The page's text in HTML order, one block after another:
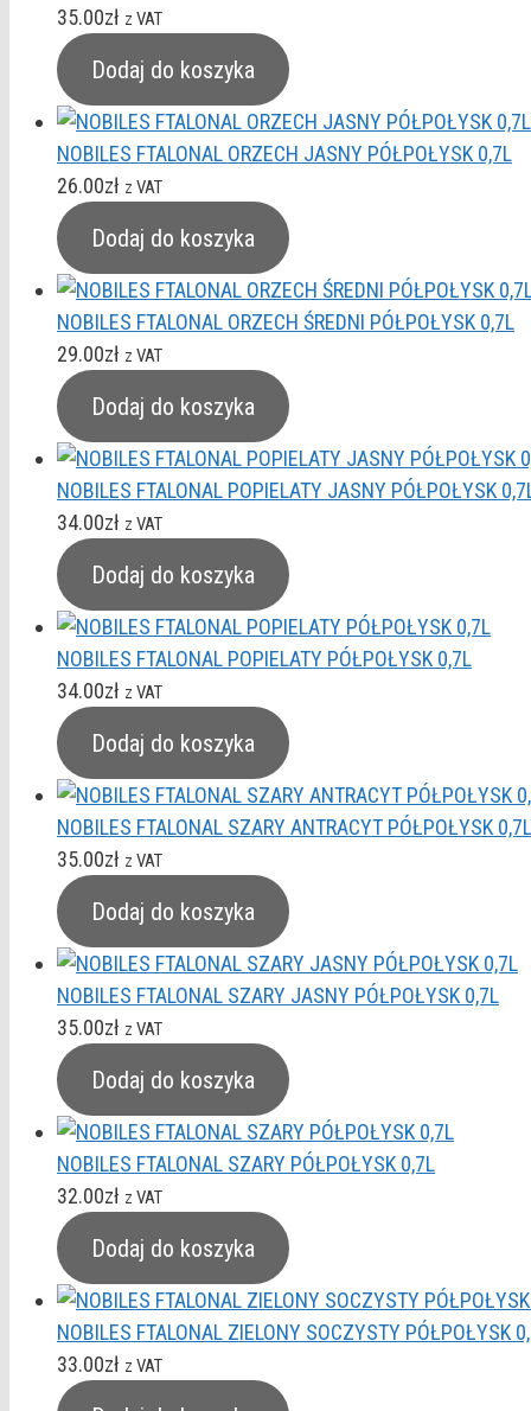
35.00zł z VAT
Dodaj do koszyka
NOBILES FTALONAL ORZECH JASNY PÓŁPOŁYSK 0,7L
26.00zł z VAT
Dodaj do koszyka
NOBILES FTALONAL ORZECH ŚREDNI PÓŁPOŁYSK 0,7L
29.00zł z VAT
Dodaj do koszyka
NOBILES FTALONAL POPIELATY JASNY PÓŁPOŁYSK
34.00zł z VAT
Dodaj do koszyka
NOBILES FTALONAL POPIELATY PÓŁPOŁYSK 0,7L
34.00zł z VAT
Dodaj do koszyka
NOBILES FTALONAL SZARY ANTRACYT PÓŁPOŁYSK 0,7L
35.00zł z VAT
Dodaj do koszyka
NOBILES FTALONAL SZARY JASNY PÓŁPOŁYSK 0,7L
35.00zł z VAT
Dodaj do koszyka
NOBILES FTALONAL SZARY PÓŁPOŁYSK 0,7L
32.00zł z VAT
Dodaj do koszyka
NOBILES FTALONAL ZIELONY SOCZYSTY PÓŁPOŁYSK
33.00zł z VAT